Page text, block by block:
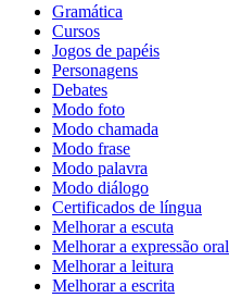
Gramática
Cursos
Jogos de papéis
Personagens
Debates
Modo foto
Modo chamada
Modo frase
Modo palavra
Modo diálogo
Certificados de língua
Melhorar a escuta
Melhorar a expressão oral
Melhorar a leitura
Melhorar a escrita